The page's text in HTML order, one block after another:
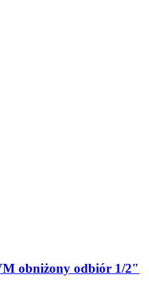
obniżony odbiór 1/2″